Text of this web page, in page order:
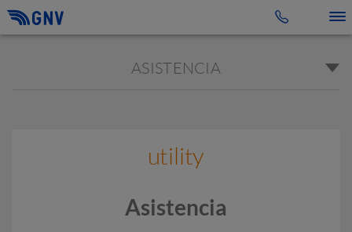
ASISTENCIA
utility
Asistencia